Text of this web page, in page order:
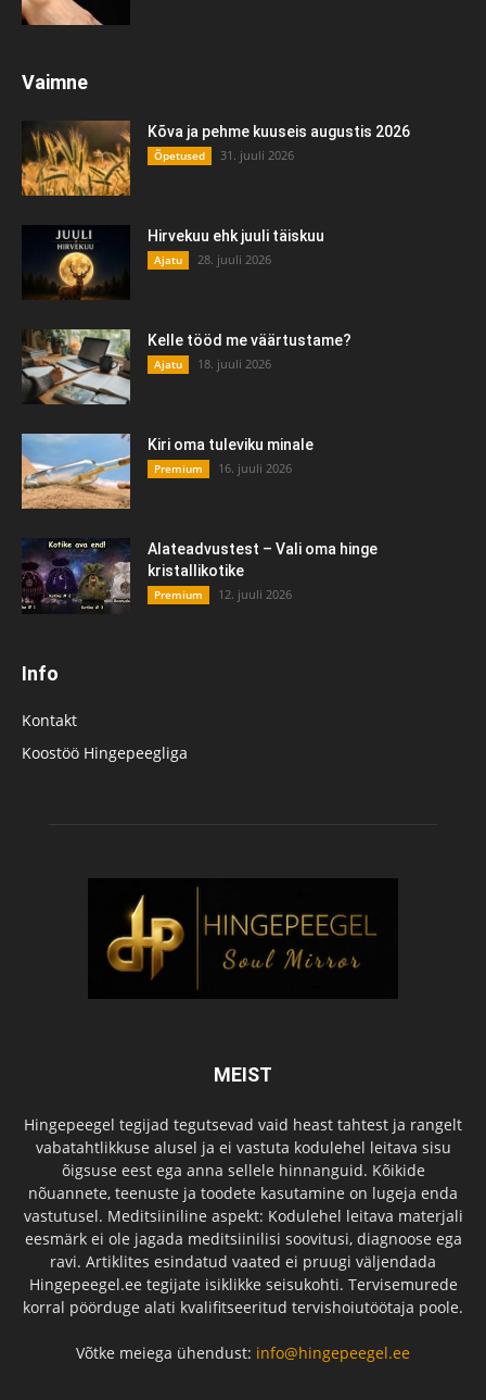
Vaimne
Kõva ja pehme kuuseis augustis 2026
Õpetused 31. juuli 2026
Hirvekuu ehk juuli täiskuu
Ajatu 28. juuli 2026
Kelle tööd me väärtustame?
Ajatu 18. juuli 2026
Kiri oma tuleviku minale
Premium 16. juuli 2026
Alateadvustest – Vali oma hinge
kristallikotike
Premium 12. juuli 2026
Info
Kontakt
Koostöö Hingepeegliga
MEIST
Hingepeegel tegijad tegutsevad vaid heast tahtest ja rangelt
vabatahtlikkuse alusel ja ei vastuta kodulehel leitava sisu
õigsuse eest ega anna sellele hinnanguid. Kõikide
nõuannete, teenuste ja toodete kasutamine on lugeja enda
vastutusel. Meditsiiniline aspekt: Kodulehel leitava materjali
eesmärk ei ole jagada meditsiinilisi soovitusi, diagnoose ega
ravi. Artiklites esindatud vaated ei pruugi väljendada
Hingepeegel.ee tegijate isiklikke seisukohti. Tervisemurede
korral pöörduge alati kvalifitseeritud tervishoiutöötaja poole.
Võtke meiega ühendust: info@hingepeegel.ee